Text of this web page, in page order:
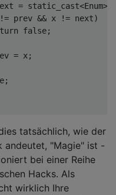
= static_cast<Enum>(
!= prev && x != next)
false;
= x;
;
tatsächlich, wie der
andeutet, "Magie" ist -
bei einer Reihe
Hacks. Als
wirklich Ihre